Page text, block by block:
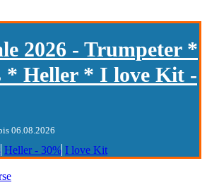
2026 - Trumpeter *
* Heller * I love Kit -
06.08.2026
Heller - 30% I love Kit